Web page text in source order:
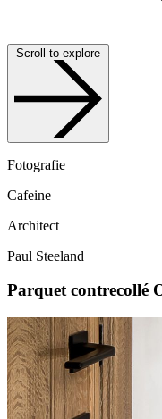
Scroll to explore
Fotografie
Cafeine
Architect
Paul Steeland
Parquet contrecollé